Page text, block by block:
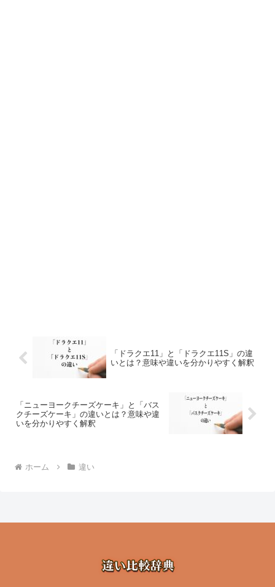
「ドラクエ11」と「ドラクエ11S」の違
いとは？意味や違いを分かりやすく解釈
「ニューヨークチーズケーキ」と「バス
クチーズケーキ」の違いとは？意味や違
いを分かりやすく解釈
ホーム 違い